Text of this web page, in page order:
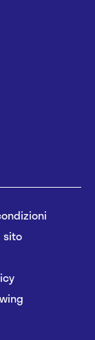
sito